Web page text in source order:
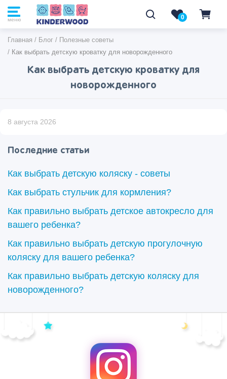
меню 0
Главная / Блог / Полезные советы
/ Как выбрать детскую кроватку для новорожденного
Как выбрать детскую кроватку для
новорожденного
8 августа 2026
Последние статьи
Как выбрать детскую коляску - советы
Как выбрать стульчик для кормления?
Как правильно выбрать детское автокресло для
вашего ребенка?
Как правильно выбрать детскую прогулочную
коляску для вашего ребенка?
Как правильно выбрать детскую коляску для
новорожденного?